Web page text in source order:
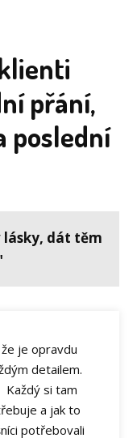
přání,
poslední
dát těm
je opravdu
detailem.
Každý si tam
a jak to
potřebovali